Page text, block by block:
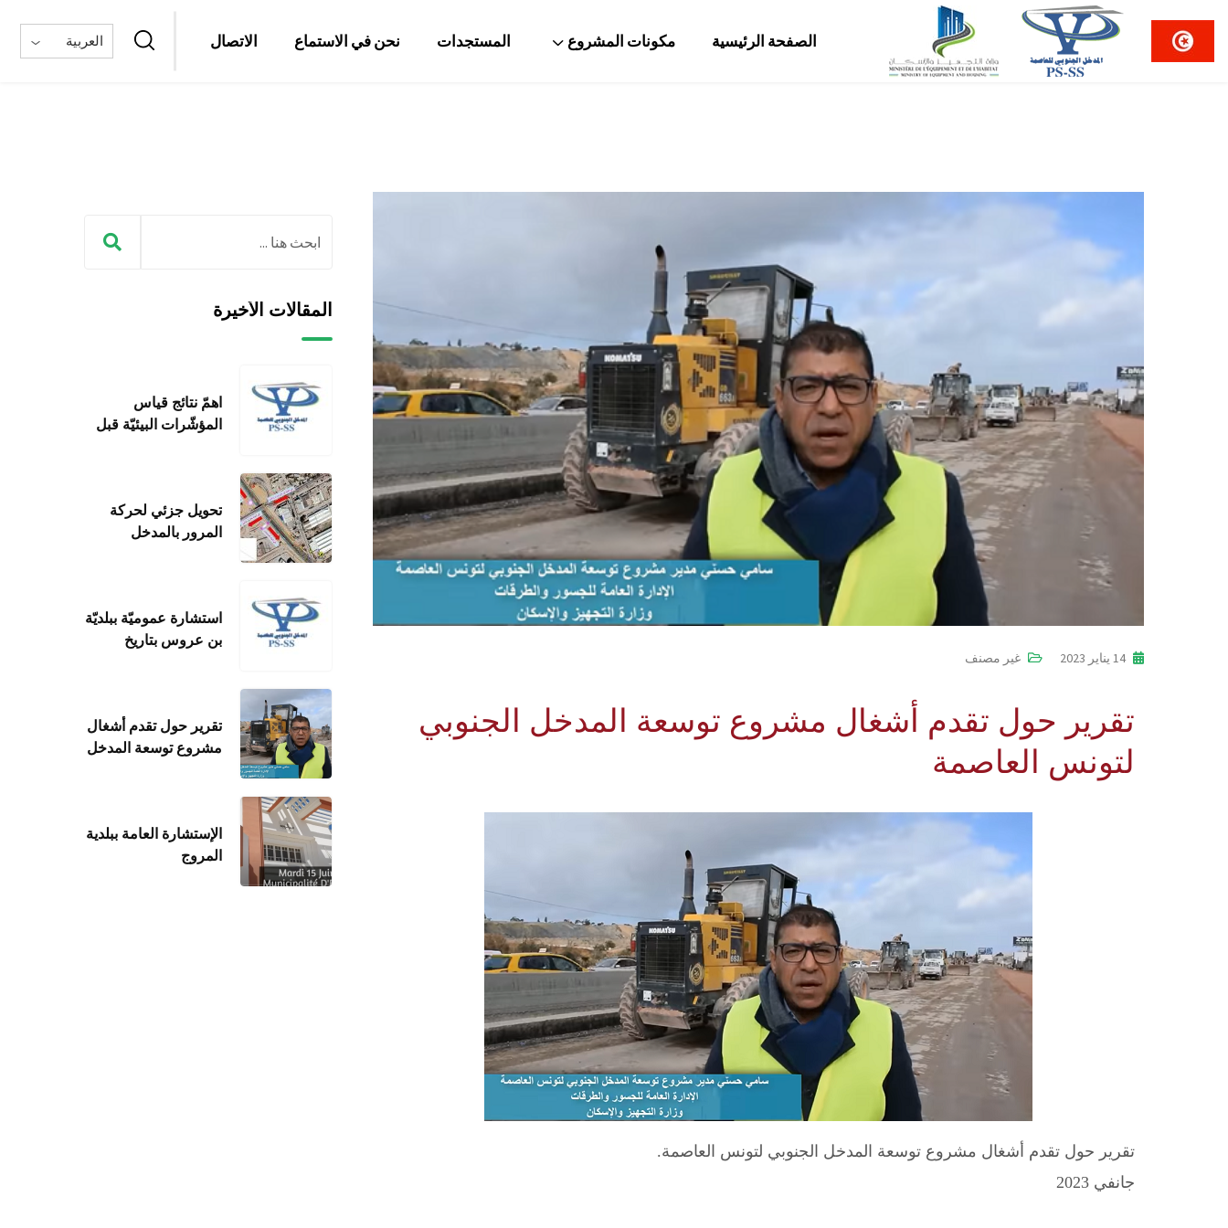
الصفحة الرئيسية مكونات المشروع المستجدات نحن في الاستماع الاتصال العربية
14 يناير 2023 غير مصنف
تقرير حول تقدم أشغال مشروع توسعة المدخل الجنوبي
لتونس العاصمة
تقرير حول تقدم أشغال مشروع توسعة المدخل الجنوبي لتونس العاصمة.
جانفي 2023
المقالات الأخيرة
اهمّ نتائج قياس
المؤشّرات البيئيّة قبل
تحويل جزئي لحركة
المرور بالمدخل
استشارة عموميّة ببلديّة
بن عروس بتاريخ
تقرير حول تقدم أشغال
مشروع توسعة المدخل
الإستشارة العامة ببلدية
المروج